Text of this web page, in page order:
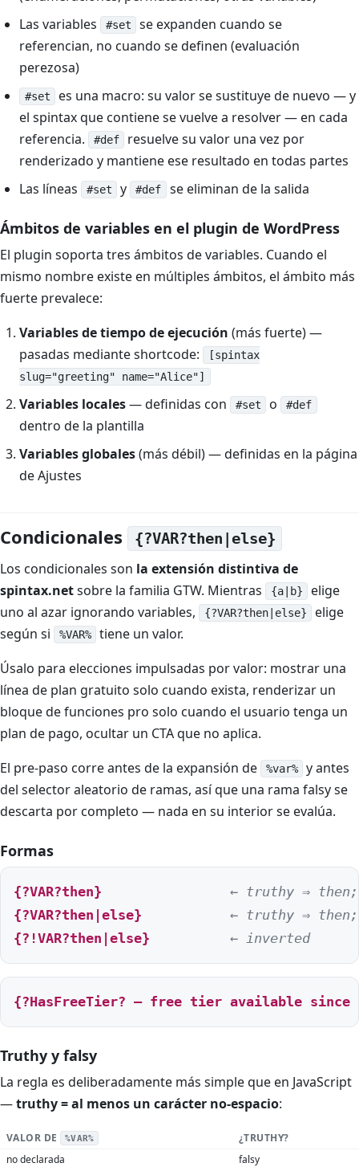
Las variables
#set
se expanden cuando se
referencian, no cuando se definen (evaluación
perezosa)
#set
es una macro: su valor se sustituye de nuevo — y
el spintax que contiene se vuelve a resolver — en cada
referencia.
#def
resuelve su valor una vez por
renderizado y mantiene ese resultado en todas partes
Las líneas
#set y #def se eliminan de la salida
Ámbitos de variables en el plugin de WordPress
El plugin soporta tres ámbitos de variables. Cuando el
mismo nombre existe en múltiples ámbitos, el ámbito más
fuerte prevalece:
Variables de tiempo de ejecución (más fuerte) —
pasadas mediante shortcode:
[spintax
slug="greeting" name="Alice"]
Variables locales— definidas con #set o #def
dentro de la plantilla
Variables globales(más débil) — definidas en la página
de Ajustes
Condicionales {?VAR?then|else}
Los condicionales son la extensión distintiva de
spintax.netsobre la familia GTW. Mientras {a|b}
elige
uno al azar ignorando variables,
{?VAR?then|else}
elige
según si
%VAR%
tiene un valor.
Úsalo para elecciones impulsadas por valor: mostrar una
línea de plan gratuito solo cuando exista, renderizar un
bloque de funciones pro solo cuando el usuario tenga un
plan de pago, ocultar un CTA que no aplica.
El pre-paso corre antes de la expansión de
%var%
y antes
del selector aleatorio de ramas, así que una rama falsy se
descarta por completo — nada en su interior se evalúa.
Formas
{?VAR?then}
← truthy ⇒
{?VAR?then|else}
← truthy ⇒
{?!VAR?then|else}
← inverted
{?HasFreeTier? — free tier available since
Truthy y falsy
La regla es deliberadamente más simple que en JavaScript
—truthy = al menos un carácter no-espacio:
VALOR DE %VAR%
¿TRUTHY?
no declarada
falsy